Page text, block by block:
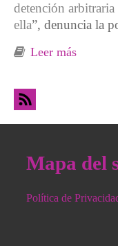
detención
ella”, denuncia la
Leer más
Mapa del
Política de